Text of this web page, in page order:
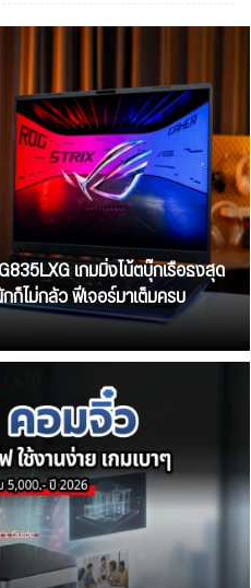
เกมมิ่งโน้ตบุ๊กเรือธงสุด
ไม่กลัว ฟีเจอร์มาเต็มครบ